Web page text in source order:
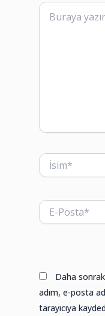
Buraya
yazın..
İsim*
E-
Posta*
Daha
adım, e-posta
tarayıcıya